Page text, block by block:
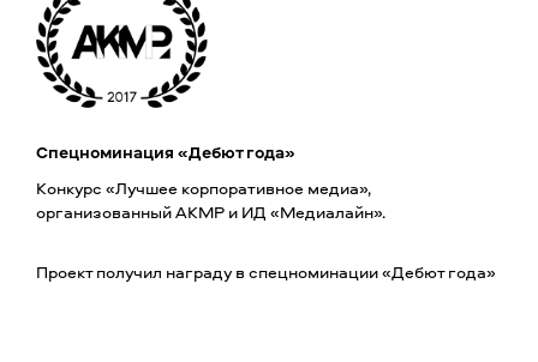
Спецноминация «Дебют года»
Конкурс «Лучшее корпоративное медиа»,
организованный АКМР и ИД «Медиалайн».
Проект получил награду в спецноминации«Дебют года»